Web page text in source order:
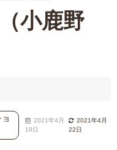
小鹿野
2021年4月
18日
2021年4月
22日